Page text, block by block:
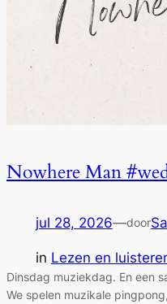
Nowhere Man
jul 28, 2026—door
in Lezen en
Dinsdag muziekdag. En een
We spelen muzikale